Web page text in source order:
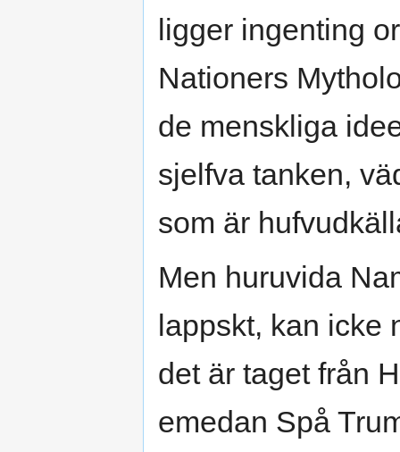
ligger ingenting
Nationers
de menskliga
sjelfva tanken,
som är
Men huruvida
lappskt, kan icke
det är taget från
emedan Spå